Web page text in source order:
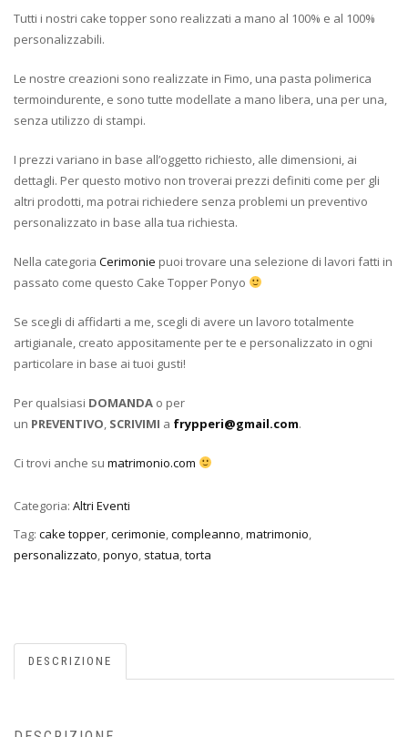
Tutti i nostri cake topper sono realizzati a mano al 100% e al 100%
personalizzabili.
Le nostre creazioni sono realizzate in Fimo, una pasta polimerica
termoindurente, e sono tutte modellate a mano libera, una per una,
senza utilizzo di stampi.
I prezzi variano in base all’oggetto richiesto, alle dimensioni, ai
dettagli. Per questo motivo non troverai prezzi definiti come per gli
altri prodotti, ma potrai richiedere senza problemi un preventivo
personalizzato in base alla tua richiesta.
Nella categoria Cerimonie puoi trovare una selezione di lavori fatti in
passato come questo Cake Topper Ponyo
Se scegli di affidarti a me, scegli di avere un lavoro totalmente
artigianale, creato appositamente per te e personalizzato in ogni
particolare in base ai tuoi gusti!
Per qualsiasi DOMANDA o per
un PREVENTIVO, SCRIVIMI a frypperi@gmail.com.
Ci trovi anche su matrimonio.com
Categoria: Altri Eventi
Tag: cake topper,cerimonie,compleanno,matrimonio,
personalizzato,ponyo, statua,torta
DESCRIZIONE